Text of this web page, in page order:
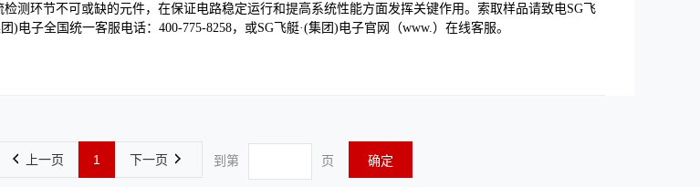
检测环节不可或缺的元件，在保证电路稳定运行和提高系统性能方面发挥关键作用。索取样品请致电SG飞
)电子全国统一客服电话：400-775-8258，或SG飞艇·(集团)电子官网（www.）在线客服。
上一页 1 下一页 到第 页 确定